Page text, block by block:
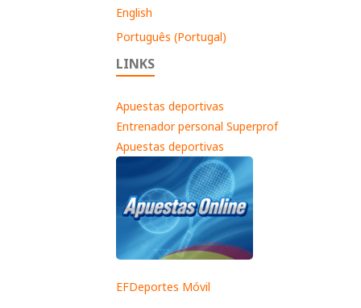
English
Português (Portugal)
LINKS
Apuestas deportivas
Entrenador personal Superprof
Apuestas deportivas
EFDeportes Móvil